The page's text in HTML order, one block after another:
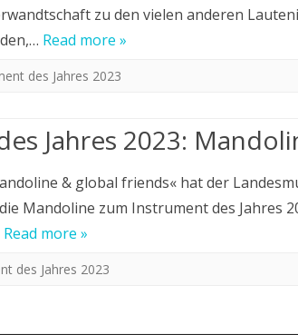
zu den vielen anderen
Read more »
des Jahres 2023
Jahres 2023:
& global friends« hat der
Mandoline zum Instrument des Jahres
Read more »
des Jahres 2023